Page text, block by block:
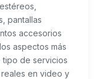
pantallas
accesorios
aspectos más
tipo de servicios
reales en video y